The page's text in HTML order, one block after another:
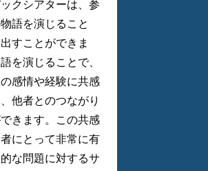
クシアターは、参
語を演じること
すことができま
を演じることで、
感情や経験に共感
他者とのつながり
きます。この共感
にとって非常に有
な問題に対するサ